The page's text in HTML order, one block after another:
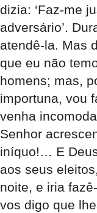
dizia: ‘Faz-me
adversário’.
atendê-la. Mas
que eu não
homens; mas,
importuna, vou
venha
Senhor
iníquo!… E
aos seus
noite, e iria
vos digo que